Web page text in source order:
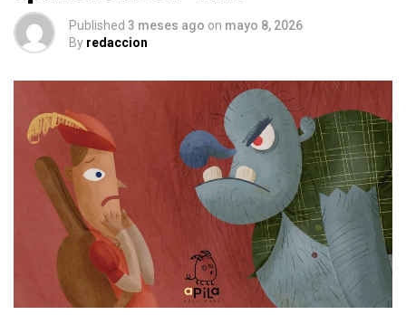
Published 3 meses ago on mayo 8, 2026
By redaccion